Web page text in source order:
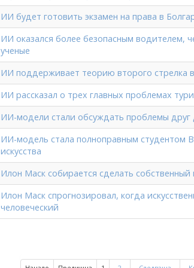
ИИ будет готовить экзамен на права в
ИИ оказался более безопасным водителем,
ученые
ИИ поддерживает теорию второго стрелка
ИИ рассказал о трех главных проблемах
ИИ-модели стали обсуждать проблемы друг
ИИ-модель стала полноправным студентом
искусства
Илон Маск собирается сделать
Илон Маск спрогнозировал, когда
человеческий